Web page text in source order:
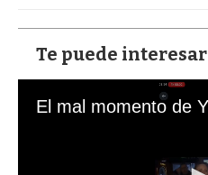
Te puede interesar